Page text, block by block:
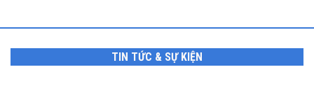
TIN TỨC & SỰ KIỆN